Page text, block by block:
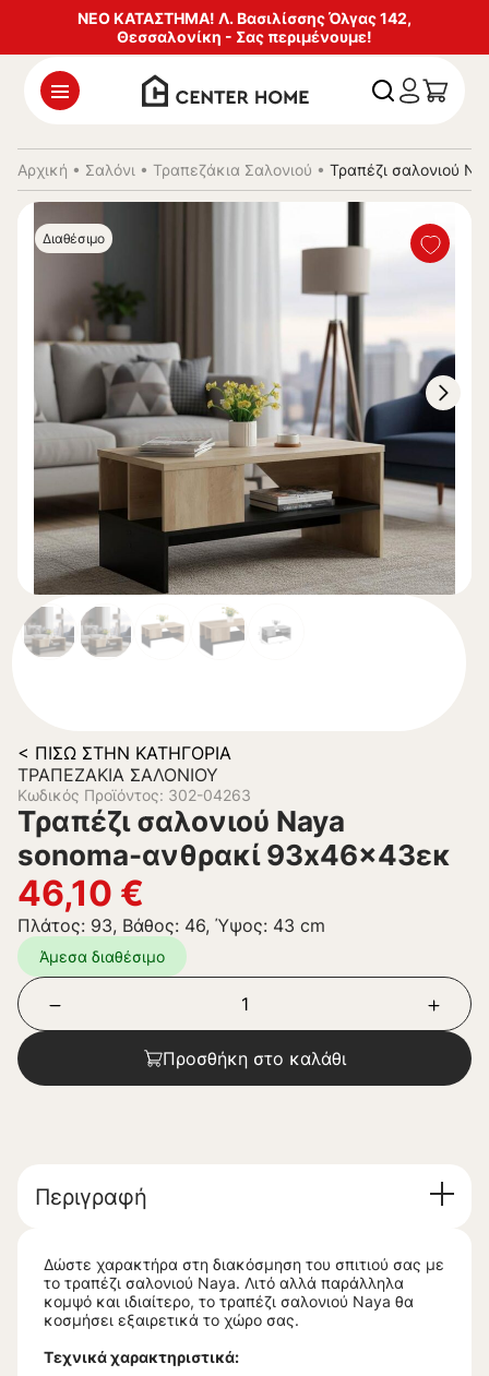
ΝΕΟ ΚΑΤΑΣΤΗΜΑ! Λ. Βασιλίσσης Όλγας 142,
Θεσσαλονίκη - Σας περιμένουμε!
Αρχική • Σαλόνι • Τραπεζάκια Σαλονιού • Τραπέζι σαλονιού
Διαθέσιμο
< ΠΊΣΩ ΣΤΗΝ ΚΑΤΗΓΟΡΊΑ
ΤΡΑΠΕΖΆΚΙΑ ΣΑΛΟΝΙΟΎ
Κωδικός Προϊόντος: 302-04263
Τραπέζι σαλονιού Naya
sonoma-ανθρακί 93x46x43εκ
46,10 €
Πλάτος: 93, Βάθος: 46, Ύψος: 43 cm
Άμεσα διαθέσιμο
Προσθήκη στο καλάθι
Περιγραφή
Δώστε χαρακτήρα στη διακόσμηση του σπιτιού σας με
το τραπέζι σαλονιού Naya. Λιτό αλλά παράλληλα
κομψό και ιδιαίτερο, το τραπέζι σαλονιού Naya θα
κοσμήσει εξαιρετικά το χώρο σας.
Τεχνικά χαρακτηριστικά: